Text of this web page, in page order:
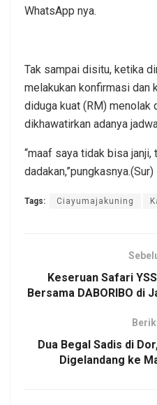
WhatsApp nya.
Tak sampai disitu, ketika
melakukan konfirmasi dan
diduga kuat (RM) menolak
dikhawatirkan adanya
“maaf saya tidak bisa janji,
dadakan,”pungkasnya.(Sur)
Tags: Ciayumajakuning
Keseruan Safari
Bersama DABORIBO di
Dua Begal Sadis di
Digelandang ke